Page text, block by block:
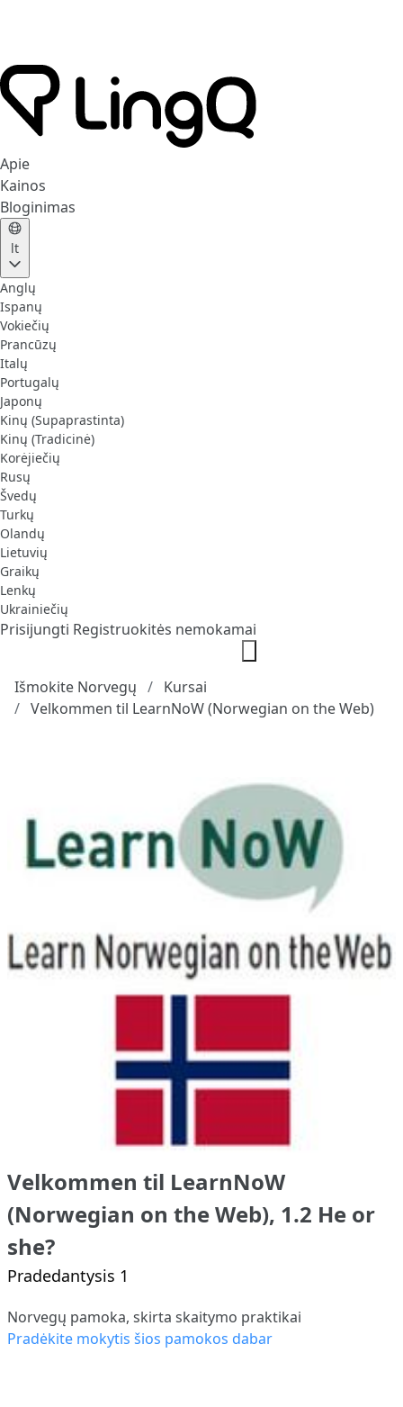
Apie
Kainos
Bloginimas
lt
Anglų
Ispanų
Vokiečių
Prancūzų
Italų
Portugalų
Japonų
Kinų (Supaprastinta)
Kinų (Tradicinė)
Korėjiečių
Rusų
Švedų
Turkų
Olandų
Lietuvių
Graikų
Lenkų
Ukrainiečių
Prisijungti Registruokitės nemokamai
Išmokite Norvegų
Kursai
Velkommen til LearnNoW (Norwegian on the Web)
Velkommen til LearnNoW
(Norwegian on the Web), 1.2 He or
she?
Pradedantysis 1
Norvegų pamoka, skirta skaitymo praktikai
Pradėkite mokytis šios pamokos dabar